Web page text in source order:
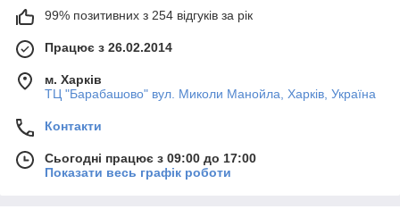
99% позитивних з 254 відгуків за рік
Працює з 26.02.2014
м. Харків
ТЦ "Барабашово" вул. Миколи Манойла, Харків, Україна
Контакти
Сьогодні працює з 09:00 до 17:00
Показати весь графік роботи